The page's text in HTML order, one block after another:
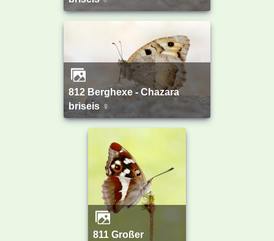
812 Berghexe - Chazara
briseis ♀
811 Großer